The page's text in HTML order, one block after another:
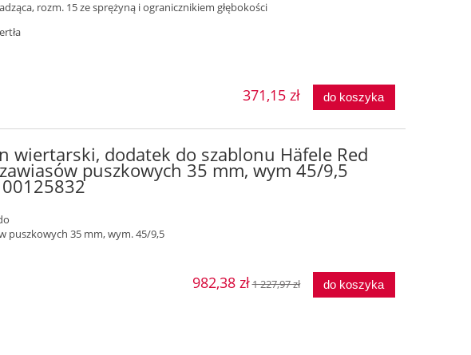
rozm. 15 ze sprężyną i ogranicznikiem głębokości
371,15 zł do koszyka
wiertarski, dodatek do szablonu Häfele Red
puszkowych 35 mm, wym 45/9,5
puszkowych 35 mm, wym. 45/9,5
982,38 zł1 227,97 zł do koszyka